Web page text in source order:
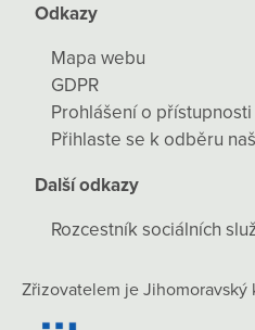
Odkazy
Mapa webu
GDPR
Prohlášení o přístupnosti
Přihlaste se k odběru
Další odkazy
Rozcestník sociálních
Zřizovatelem je Jihomoravský